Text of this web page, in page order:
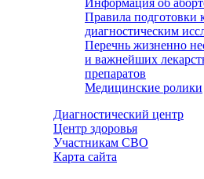
Информация об
Правила подготовки
диагностическим
Перечнь жизненно
и важнейших
препаратов
Медицинские ролики
Диагностический центр
Центр здоровья
Участникам СВО
Карта сайта